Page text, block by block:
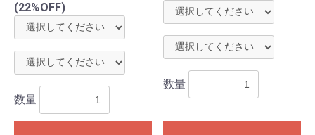
(22%OFF)
数量
数量
お買い物を続ける カートへ進む